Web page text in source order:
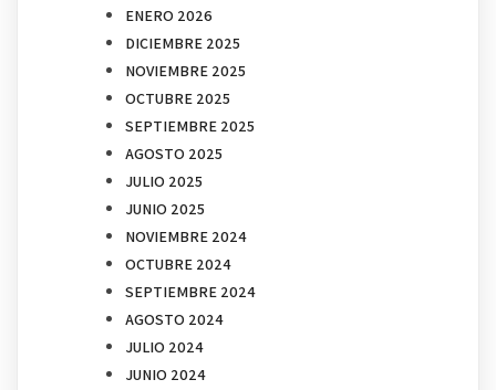
ENERO 2026
DICIEMBRE 2025
NOVIEMBRE 2025
OCTUBRE 2025
SEPTIEMBRE 2025
AGOSTO 2025
JULIO 2025
JUNIO 2025
NOVIEMBRE 2024
OCTUBRE 2024
SEPTIEMBRE 2024
AGOSTO 2024
JULIO 2024
JUNIO 2024